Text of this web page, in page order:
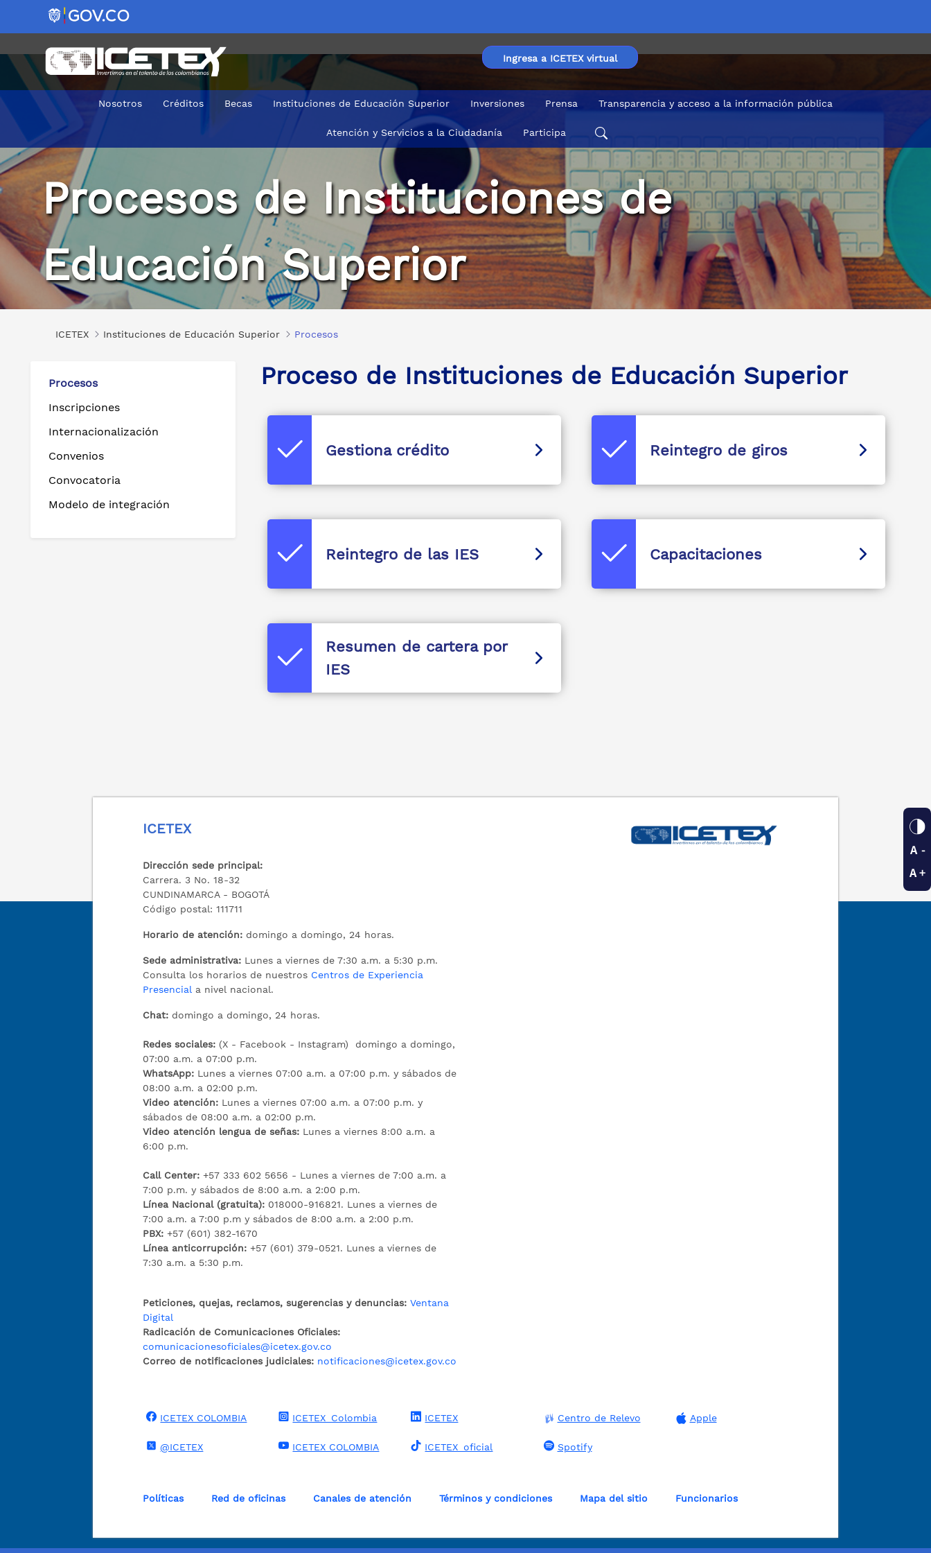
Ingresa a ICETEX virtual
Nosotros Créditos Becas Instituciones de Educación Superior Inversiones Prensa Transparencia y acceso a la información pública
Atención y Servicios a la Ciudadanía Participa
Acceso a Universidades
Procesos de Instituciones de
Educación Superior
ICETEX Instituciones de Educación Superior Procesos
Procesos
Inscripciones
Internacionalización
Convenios
Convocatoria
Modelo de integración
Proceso de Instituciones de Educación Superior
Gestiona crédito Reintegro de giros
Reintegro de las IES Capacitaciones
Resumen de cartera por
IES
ICETEX
Dirección sede principal:
Carrera. 3 No. 18-32
CUNDINAMARCA - BOGOTÁ
Código postal: 111711
Horario de atención: domingo a domingo, 24 horas.
Sede administrativa: Lunes a viernes de 7:30 a.m. a 5:30 p.m.
Consulta los horarios de nuestros Centros de Experiencia
Presencial a nivel nacional.
Chat: domingo a domingo, 24 horas.
Redes sociales: (X - Facebook - Instagram) domingo a domingo,
07:00 a.m. a 07:00 p.m.
WhatsApp: Lunes a viernes 07:00 a.m. a 07:00 p.m. y sábados de
08:00 a.m. a 02:00 p.m.
Video atención: Lunes a viernes 07:00 a.m. a 07:00 p.m. y
sábados de 08:00 a.m. a 02:00 p.m.
Video atención lengua de señas: Lunes a viernes 8:00 a.m. a
6:00 p.m.
Call Center:+57 333 602 5656 - Lunes a viernes de 7:00 a.m. a
7:00 p.m. y sábados de 8:00 a.m. a 2:00 p.m.
Línea Nacional (gratuita): 018000-916821. Lunes a viernes de
7:00 a.m. a 7:00 p.m y sábados de 8:00 a.m. a 2:00 p.m.
PBX:+57 (601) 382-1670
Línea anticorrupción:+57 (601) 379-0521. Lunes a viernes de
7:30 a.m. a 5:30 p.m.
Peticiones, quejas, reclamos, sugerencias y denuncias: Ventana
Digital
Radicación de Comunicaciones Oficiales:
comunicacionesoficiales@icetex.gov.co
Correo de notificaciones judiciales: notificaciones@icetex.gov.co
ICETEX COLOMBIA
@ICETEX
ICETEX_Colombia
ICETEX COLOMBIA
ICETEX
ICETEX_oficial
Centro de Relevo
Spotify
Apple
Políticas Red de oficinas Canales de atención Términos y condiciones Mapa del sitio Funcionarios